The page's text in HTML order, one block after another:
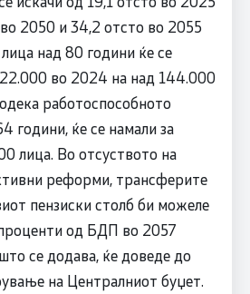
2050 и 34,2 отсто во 2055
над 80 години ќе се
во 2024 на над 144.000
работоспособното
години, ќе се намали за
лица. Во отсуството на
реформи, трансферите
пензиски столб би можеле
од БДП во 2057
се додава, ќе доведе до
на Централниот буџет.